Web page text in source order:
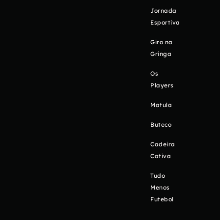
Jornada
Esportiva
Giro na
Gringa
Os
Players
Matula
Buteco
Cadeira
Cativa
Tudo
Menos
Futebol